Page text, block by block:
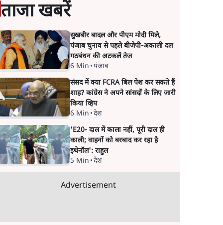
ताजा खबरें
सुखबीर बादल और पीएम मोदी मिले,
पंजाब चुनाव से पहले बीजेपी-अकाली दल
गठबंधन की अटकलें तेज
6 Min •पंजाब
संसद में क्या FCRA बिल पेश कर सकते हैं
शाह? कांग्रेस ने अपने सांसदों के लिए जारी
किया व्हिप
6 Min •देश
'E20- दाल में काला नहीं, पूरी दाल ही
काली; वाहनों को बरबाद कर रहा है
इथेनॉल': राहुल
5 Min •देश
Advertisement